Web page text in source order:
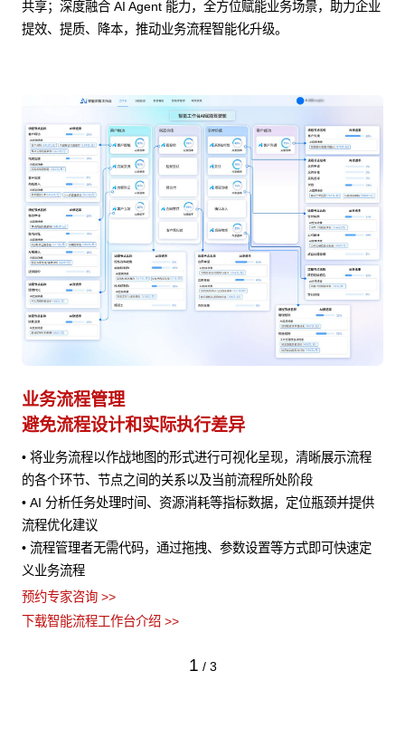
共享；深度融合 AI Agent 能力，全方位赋能业务场景，助力企业
提效、提质、降本，推动业务流程智能化升级。
业务流程管理
避免流程设计和实际执行差异
• 将业务流程以作战地图的形式进行可视化呈现，清晰展示流程
的各个环节、节点之间的关系以及当前流程所处阶段
• AI 分析任务处理时间、资源消耗等指标数据，定位瓶颈并提供
流程优化建议
• 流程管理者无需代码，通过拖拽、参数设置等方式即可快速定
义业务流程
预约专家咨询 >>
下载智能流程工作台介绍 >>
1 / 3